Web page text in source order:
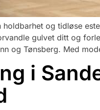
holdbarhet og tidløse
gulvet ditt og
og Tønsberg. Med
i